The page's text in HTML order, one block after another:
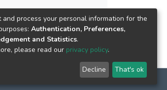
process your personal information for the
Authentication, Preferences,
and Statistics.
please read our privacy policy.
Decline That's ok